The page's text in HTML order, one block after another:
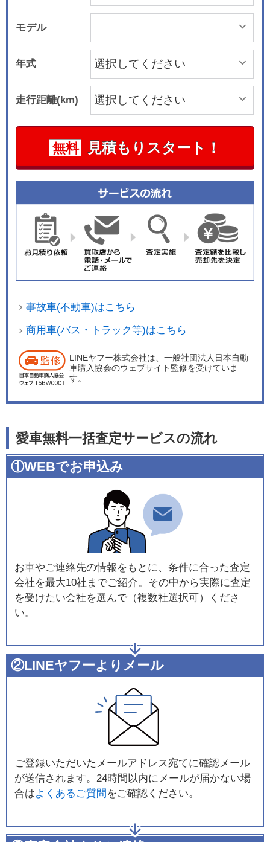
モデル
年式
走行距離(km)
無料 見積もりスタート！
事故車(不動車)はこちら
商用車(バス・トラック等)はこちら
LINEヤフー株式会社は、一般社団法人日本自動
車購入協会のウェブサイト監修を受けていま
す。
愛車無料一括査定サービスの流れ
①WEBでお申込み
お車やご連絡先の情報をもとに、条件に合った査定
会社を最大10社までご紹介。その中から実際に査定
を受けたい会社を選んで（複数社選択可）くださ
い。
②LINEヤフーよりメール
ご登録いただいたメールアドレス宛てに確認メール
が送信されます。24時間以内にメールが届かない場
合はよくあるご質問 をご確認ください。